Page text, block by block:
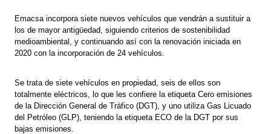
Emacsa incorpora siete nuevos vehículos que vendrán a sustituir a
los de mayor antigüedad, siguiendo criterios de sostenibilidad
medioambiental, y continuando así con la renovación iniciada en
2020 con la incorporación de 24 vehículos.
Se trata de siete vehículos en propiedad, seis de ellos son
totalmente eléctricos, lo que les confiere la etiqueta Cero emisiones
de la Dirección General de Tráfico (DGT), y uno utiliza Gas Licuado
del Petróleo (GLP), teniendo la etiqueta ECO de la DGT por sus
bajas emisiones.